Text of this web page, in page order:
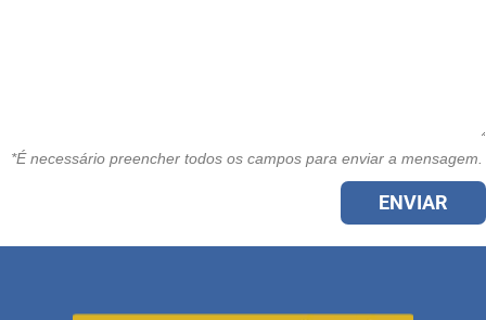
*É necessário preencher todos os campos para enviar a mensagem.
ENVIAR